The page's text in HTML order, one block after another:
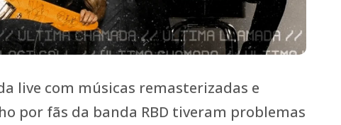
live com músicas remasterizadas e
por fãs da banda RBD tiveram problemas